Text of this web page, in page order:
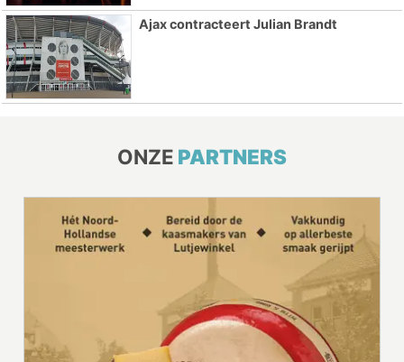
Ajax contracteert Julian Brandt
ONZE PARTNERS